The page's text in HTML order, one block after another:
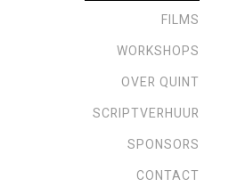
FILMS
WORKSHOPS
OVER QUINT
SCRIPTVERHUUR
SPONSORS
CONTACT